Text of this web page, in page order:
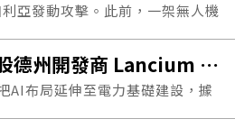
人的目標，下半年還要有570萬
特殊的機緣，恐難達標。
亞發動攻擊。此前，一架無人機
附近爆炸，事發地點鄰近連接土
輝達傳砸968億 入股德州開發商 Lancium 布局電力基
AI布局延伸至電力基礎建設，據
新台幣968億元），入股德州